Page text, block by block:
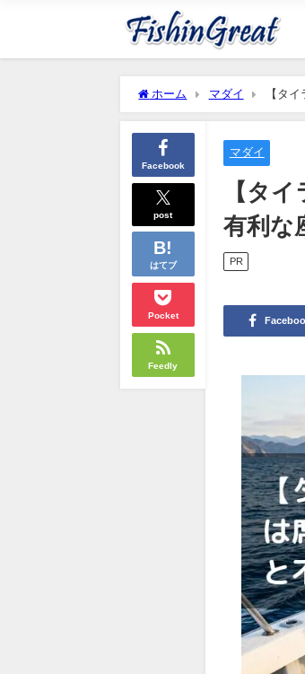
ホーム マダイ 【タ
Facebook
post
はてブ
Pocket
Feedly
マダイ
【タ
有利な
PR